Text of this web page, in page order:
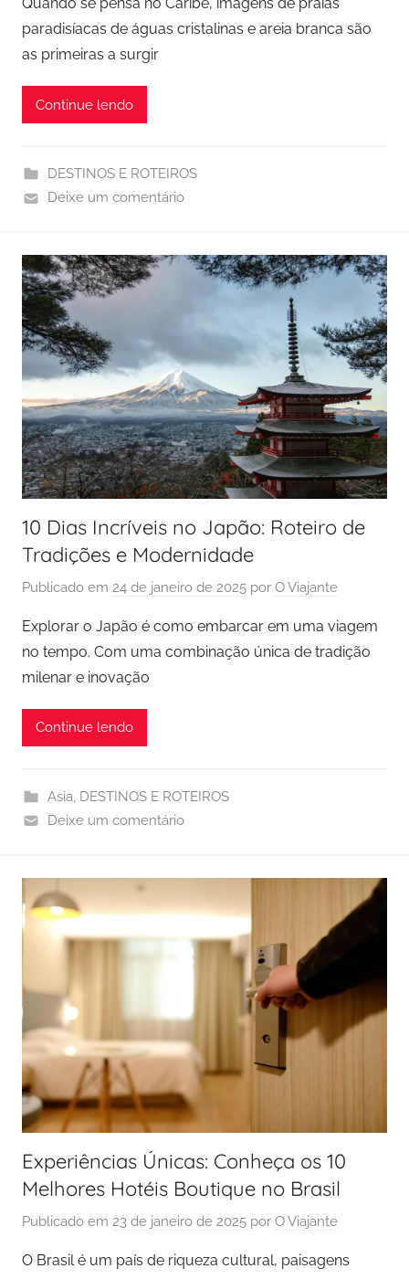
Quando se pensa no Caribe, imagens de praias
paradisíacas de águas cristalinas e areia branca são
as primeiras a surgir
Continue lendo
DESTINOS E ROTEIROS
Deixe um comentário
10 Dias Incríveis no Japão: Roteiro de
Tradições e Modernidade
Publicado em 24 de janeiro de 2025 por O Viajante
Explorar o Japão é como embarcar em uma viagem
no tempo. Com uma combinação única de tradição
milenar e inovação
Continue lendo
Asia, DESTINOS E ROTEIROS
Deixe um comentário
Experiências Únicas: Conheça os 10
Melhores Hotéis Boutique no Brasil
Publicado em 23 de janeiro de 2025 por O Viajante
O Brasil é um país de riqueza cultural, paisagens